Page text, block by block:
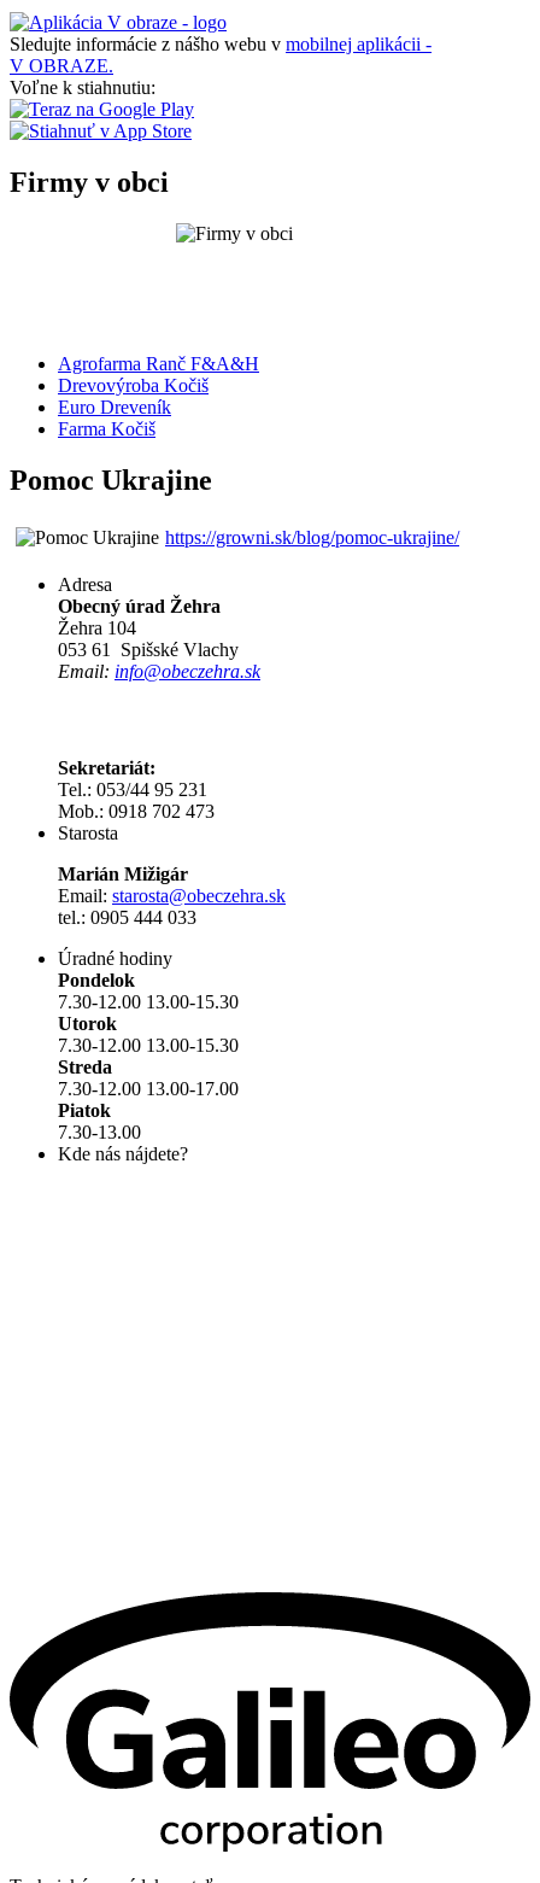
Sledujte informácie z nášho webu v mobilnej aplikácii -
V OBRAZE.
Voľne k stiahnutiu:
Firmy v obci
Agrofarma Ranč F&A&H
Drevovýroba Kočiš
Euro Dreveník
Farma Kočiš
Pomoc Ukrajine
https://growni.sk/blog/pomoc-ukrajine/
Adresa
Obecný úrad Žehra
Žehra 104
053 61 Spišské Vlachy
Email: info@obeczehra.sk
Sekretariát:
Tel.: 053/44 95 231
Mob.: 0918 702 473
Starosta
Marián Mižigár
Email: starosta@obeczehra.sk
tel.: 0905 444 033
Úradné hodiny
Pondelok
7.30-12.00 13.00-15.30
Utorok
7.30-12.00 13.00-15.30
Streda
7.30-12.00 13.00-17.00
Piatok
7.30-13.00
Kde nás nájdete?